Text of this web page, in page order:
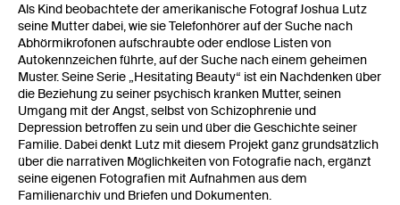
Als Kind beobachtete der amerikanische Fotograf Joshua Lutz
seine Mutter dabei, wie sie Telefonhörer auf der Suche nach
Abhörmikrofonen aufschraubte oder endlose Listen von
Autokennzeichen führte, auf der Suche nach einem geheimen
Muster. Seine Serie „Hesitating Beauty“ ist ein Nachdenken über
die Beziehung zu seiner psychisch kranken Mutter, seinen
Umgang mit der Angst, selbst von Schizophrenie und
Depression betroffen zu sein und über die Geschichte seiner
Familie. Dabei denkt Lutz mit diesem Projekt ganz grundsätzlich
über die narrativen Möglichkeiten von Fotografie nach, ergänzt
seine eigenen Fotografien mit Aufnahmen aus dem
Familienarchiv und Briefen und Dokumenten.